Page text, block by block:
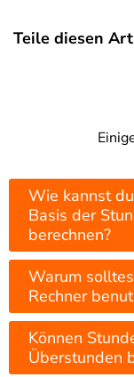
Teile diesen
Wie kannst
Basis der
berechnen?
Warum
Rechner
Können
Überstunden